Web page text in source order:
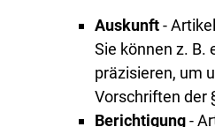
Auskunft-
Sie können z.
präzisieren, um
Vorschriften der
Berichtigung-